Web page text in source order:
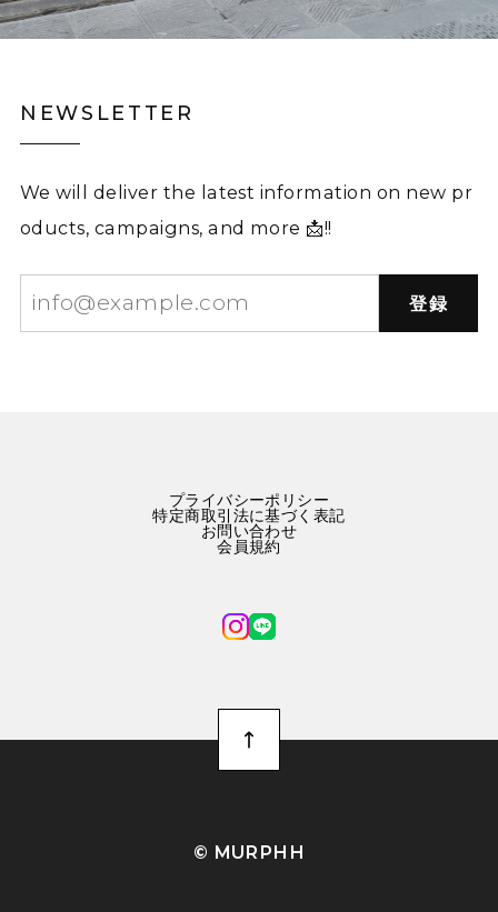
NEWSLETTER
We will deliver the latest information on new pr
oducts, campaigns, and more 📩!!
登録
プライバシーポリシー
特定商取引法に基づく表記
お問い合わせ
会員規約
©︎ MURPHH